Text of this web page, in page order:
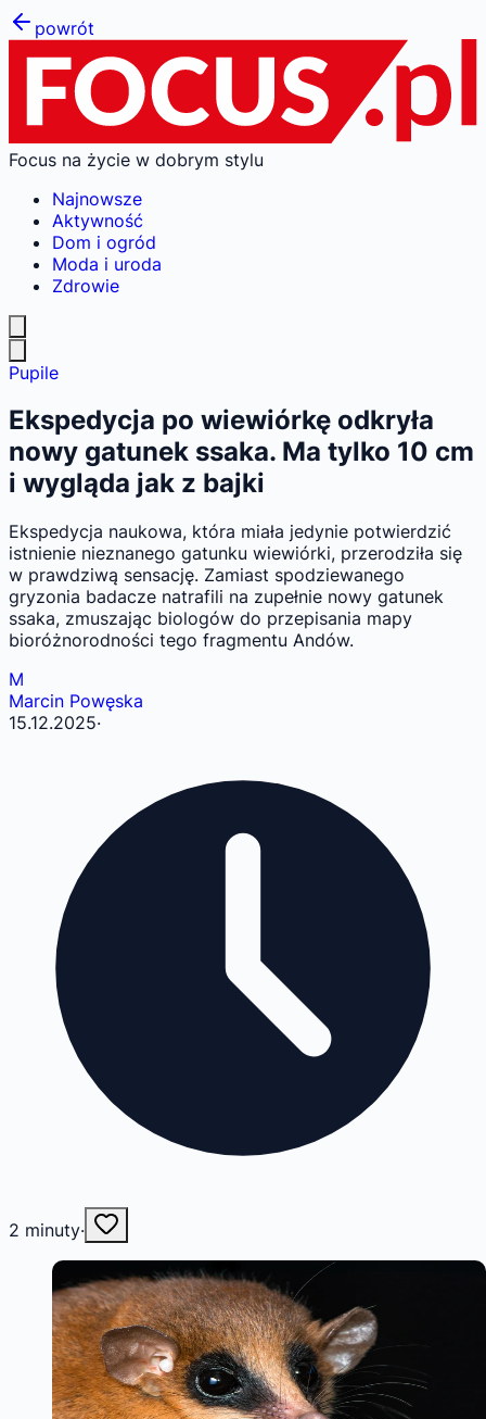
powrót
Focus na życie w dobrym stylu
Najnowsze
Aktywność
Dom i ogród
Moda i uroda
Zdrowie
Pupile
Ekspedycja po wiewiórkę odkryła
nowy gatunek ssaka. Ma tylko 10 cm
i wygląda jak z bajki
Ekspedycja naukowa, która miała jedynie potwierdzić
istnienie nieznanego gatunku wiewiórki, przerodziła się
w prawdziwą sensację. Zamiast spodziewanego
gryzonia badacze natrafili na zupełnie nowy gatunek
ssaka, zmuszając biologów do przepisania mapy
bioróżnorodności tego fragmentu Andów.
M
Marcin Powęska
15.12.2025·
2 minuty·